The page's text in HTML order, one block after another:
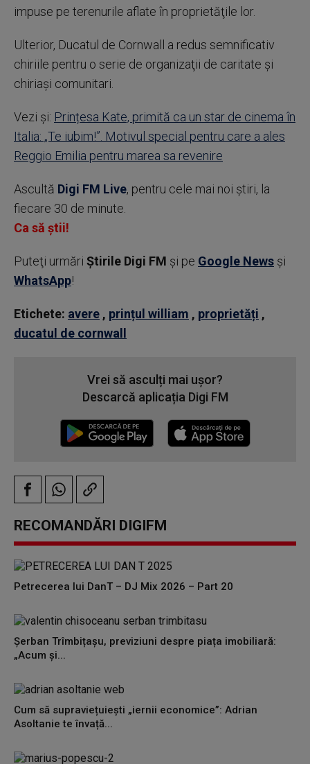
impuse pe terenurile aflate în proprietăţile lor.
Ulterior, Ducatul de Cornwall a redus semnificativ
chiriile pentru o serie de organizaţii de caritate şi
chiriaşi comunitari.
Vezi și: Prințesa Kate, primită ca un star de cinema în
Italia: „Te iubim!”. Motivul special pentru care a ales
Reggio Emilia pentru marea sa revenire
Ascultă Digi FM Live, pentru cele mai noi știri, la
fiecare 30 de minute.
Ca să știi!
Puteţi urmări Știrile Digi FM şi pe Google News şi
WhatsApp!
Etichete: avere , prințul william , proprietăți ,
ducatul de cornwall
Vrei să asculți mai ușor?
Descarcă aplicația Digi FM
RECOMANDĂRI DIGIFM
Petrecerea lui DanT – DJ Mix 2026 – Part 20
Șerban Trîmbițașu, previziuni despre piața imobiliară:
„Acum și...
Cum să supraviețuiești „iernii economice”: Adrian
Asoltanie te învață...